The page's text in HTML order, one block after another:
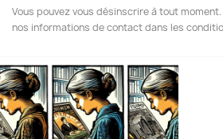
Vous pouvez vous désinscrire à tout
nos informations de contact dans les